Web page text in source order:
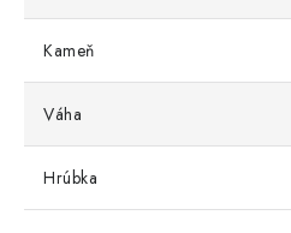
Kameň
Váha
Hrúbka